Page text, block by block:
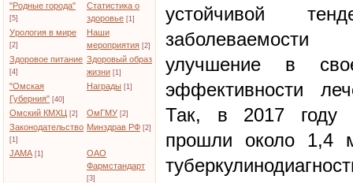
"Родные города"
[5]
Статистика о
здоровье [1]
Урология в мире
[2]
Наши
мероприятия [2]
Здоровое питание
[4]
Здоровый образ
жизни [1]
"Омская
Губерния" [40]
Награды [1]
Омский КМХЦ [2] ОмГМУ [2]
Законодательство
[1]
Минздрав РФ [2]
JAMA [1]
ОАО
Фармстандарт
[3]
устойчивой
заболеваемости
улучшение в
эффективности
Так, в 2017 году
прошли около 1,4